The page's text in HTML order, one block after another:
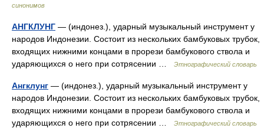
синонимов
АНГКЛУНГ — (индонез.), ударный музыкальный инструмент у
народов Индонезии. Состоит из нескольких бамбуковых трубок,
входящих нижними концами в прорези бамбукового ствола и
ударяющихся о него при сотрясении …
Этнографический словарь
Ангклунг — (индонез.), ударный музыкальный инструмент у
народов Индонезии. Состоит из нескольких бамбуковых трубок,
входящих нижними концами в прорези бамбукового ствола и
ударяющихся о него при сотрясении …
Этнографический словарь